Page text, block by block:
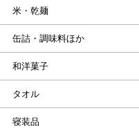
米・乾麺
缶詰・調味料ほか
和洋菓子
タオル
寝装品